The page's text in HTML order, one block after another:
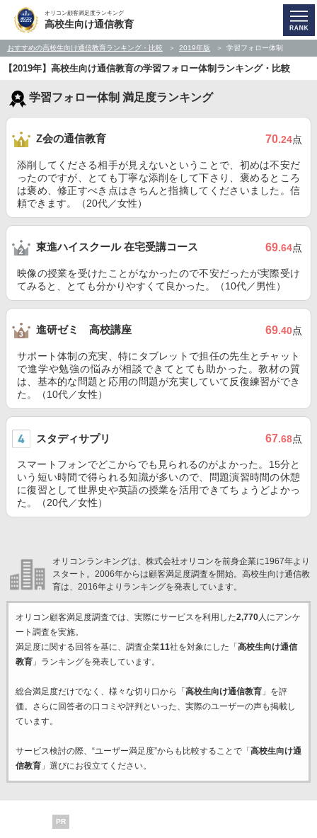
オリコン顧客満足度ランキング
高校生向け通信教育
おすすめの高校生向け通信教育ランキング・比較 2019年版 学習フォロー体制
【2019年】高校生向け通信教育の学習フォロー体制ランキング・比較
学習フォロー体制 満足度ランキング
Z会の通信教育 70.24点
添削してくださる相手が見えないということで、初めは不安だ
ったのですが、とても丁寧な添削をして下さり、褒めるところ
は褒め、修正すべき点はきちんと指摘してくださいました。信
頼できます。（20代／女性）
東進ハイスクール 在宅受講コース 69.64点
映像の授業を受けたことがなかったので不安だったが実際受け
てみると、とても分かりやすくて良かった。（10代／男性）
進研ゼミ 高校講座 69.40点
サポート体制の充実、特にタブレットで担任の先生とチャット
で進学や勉強の悩みが相談できてとても助かった。教材の質
は、基本的な問題と応用の問題が充実していて反復練習ができ
た。（10代／女性）
スタディサプリ 67.68点
スマートフォンでどこからでも見られるのがよかった。15分と
いう短い時間で得られる知識が多いので、問題演習時間の休憩
に復習として世界史や英語の授業を活用できてちょうどよかっ
た。（20代／女性）
オリコンランキングは、株式会社オリコンを前身企業に1967年より
スタート。2006年からは顧客満足度調査を開始。高校生向け通信教
育は、2016年よりランキングを発表しています。
オリコン顧客満足度調査では、実際にサービスを利用した2,770人にアンケ
ート調査を実施。
満足度に関する回答を基に、調査企業11社を対象にした「 高校生向け通信
教育」ランキングを発表しています。
総合満足度だけでなく、様々な切り口から「 高校生向け通信教育」を評
価。さらに回答者の口コミや評判といった、実際のユーザーの声も掲載し
ています。
サービス検討の際、“ユーザー満足度”からも比較することで「 高校生向け通
信教育」選びにお役立てください。
PR